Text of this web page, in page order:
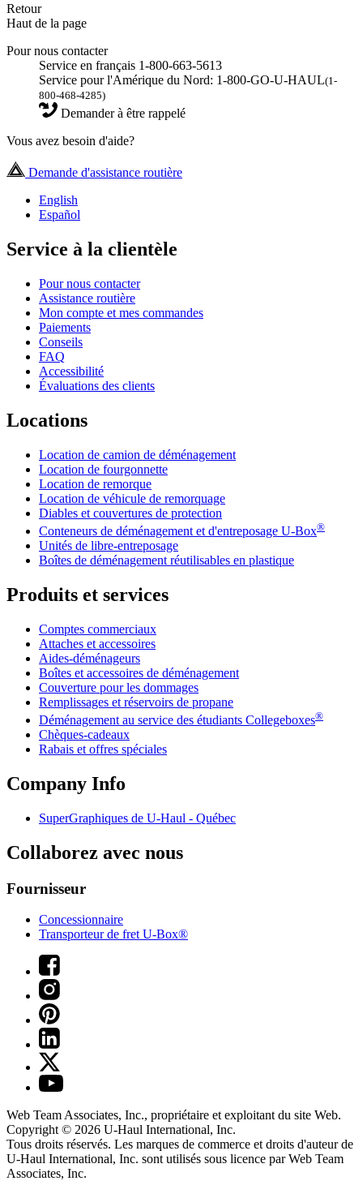
Retour
Haut de la page
Pour nous contacter
Service en français 1-800-663-5613
Service pour l'Amérique du Nord: 1-800-GO-U-HAUL(1-
800-468-4285)
Demander à être rappelé
Vous avez besoin d'aide?
Demande d'assistance routière
English
Español
Service à la clientèle
Pour nous contacter
Assistance routière
Mon compte et mes commandes
Paiements
Conseils
FAQ
Accessibilité
Évaluations des clients
Locations
Location de camion de déménagement
Location de fourgonnette
Location de remorque
Location de véhicule de remorquage
Diables et couvertures de protection
Conteneurs de déménagement et d'entreposage U-Box®
Unités de libre-entreposage
Boîtes de déménagement réutilisables en plastique
Produits et services
Comptes commerciaux
Attaches et accessoires
Aides-déménageurs
Boîtes et accessoires de déménagement
Couverture pour les dommages
Remplissages et réservoirs de propane
Déménagement au service des étudiants Collegeboxes®
Chèques-cadeaux
Rabais et offres spéciales
Company Info
SuperGraphiques de U-Haul - Québec
Collaborez avec nous
Fournisseur
Concessionnaire
Transporteur de fret U-Box®
Web Team Associates, Inc., propriétaire et exploitant du site Web.
Copyright © 2026 U-Haul International, Inc.
Tous droits réservés. Les marques de commerce et droits d'auteur de
U-Haul International, Inc. sont utilisés sous licence par Web Team
Associates, Inc.